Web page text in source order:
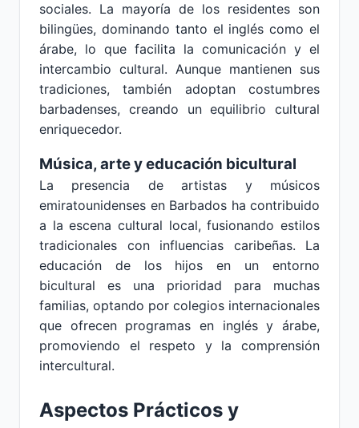
sociales. La mayoría de los residentes son
bilingües, dominando tanto el inglés como el
árabe, lo que facilita la comunicación y el
intercambio cultural. Aunque mantienen sus
tradiciones, también adoptan costumbres
barbadenses, creando un equilibrio cultural
enriquecedor.
Música, arte y educación bicultural
La presencia de artistas y músicos
emiratounidenses en Barbados ha contribuido
a la escena cultural local, fusionando estilos
tradicionales con influencias caribeñas. La
educación de los hijos en un entorno
bicultural es una prioridad para muchas
familias, optando por colegios internacionales
que ofrecen programas en inglés y árabe,
promoviendo el respeto y la comprensión
intercultural.
Aspectos Prácticos y